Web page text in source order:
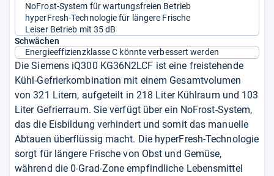
NoFrost-System für wartungsfreien Betrieb
hyperFresh-Technologie für längere Frische
Leiser Betrieb mit 35 dB
Schwächen
Energieeffizienzklasse C könnte verbessert werden
Die Siemens iQ300 KG36N2LCF ist eine freistehende
Kühl-Gefrierkombination mit einem Gesamtvolumen
von 321 Litern, aufgeteilt in 218 Liter Kühlraum und 103
Liter Gefrierraum. Sie verfügt über ein NoFrost-System,
das die Eisbildung verhindert und somit das manuelle
Abtauen überflüssig macht. Die hyperFresh-Technologie
sorgt für längere Frische von Obst und Gemüse,
während die 0-Grad-Zone empfindliche Lebensmittel